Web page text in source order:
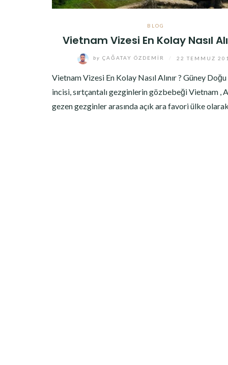
BLOG
Vietnam Vizesi En Kolay Nasıl
by ÇAĞATAY ÖZDEMIR 22 TEMMUZ
Vietnam Vizesi En Kolay Nasıl Alınır ? Güney Doğu
incisi, sırtçantalı gezginlerin gözbebeği Vietnam ,
gezen gezginler arasında açık ara favori ülke